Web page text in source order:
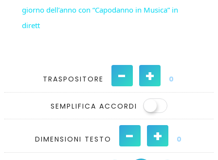
giorno dell’anno con “Capodanno in Musica” in
dirett
TRASPOSITORE - + 0
SEMPLIFICA ACCORDI
DIMENSIONI TESTO - + 0